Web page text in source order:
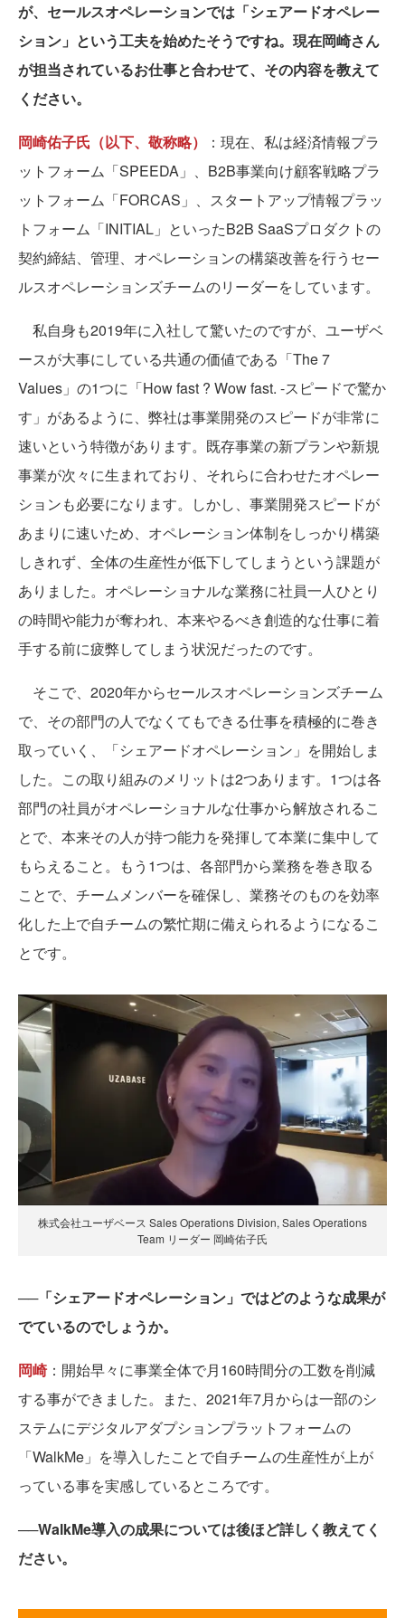
が、セールスオペレーションでは「シェアードオペレー
ション」という工夫を始めたそうですね。現在岡崎さん
が担当されているお仕事と合わせて、その内容を教えて
ください。
岡崎佑子氏（以下、敬称略）
：現在、私は経済情報プラ
ットフォーム「SPEEDA」、B2B事業向け顧客戦略プラ
ットフォーム「FORCAS」、スタートアップ情報プラッ
トフォーム「INITIAL」といったB2B SaaSプロダクトの
契約締結、管理、オペレーションの構築改善を行うセー
ルスオペレーションズチームのリーダーをしています。
私自身も2019年に入社して驚いたのですが、ユーザベ
ースが大事にしている共通の価値である「The 7
Values」の1つに「How fast ? Wow fast. -スピードで驚か
す」があるように、弊社は事業開発のスピードが非常に
速いという特徴があります。既存事業の新プランや新規
事業が次々に生まれており、それらに合わせたオペレー
ションも必要になります。しかし、事業開発スピードが
あまりに速いため、オペレーション体制をしっかり構築
しきれず、全体の生産性が低下してしまうという課題が
ありました。オペレーショナルな業務に社員一人ひとり
の時間や能力が奪われ、本来やるべき創造的な仕事に着
手する前に疲弊してしまう状況だったのです。
そこで、2020年からセールスオペレーションズチーム
で、その部門の人でなくてもできる仕事を積極的に巻き
取っていく、「シェアードオペレーション」を開始しま
した。この取り組みのメリットは2つあります。1つは各
部門の社員がオペレーショナルな仕事から解放されるこ
とで、本来その人が持つ能力を発揮して本業に集中して
もらえること。もう1つは、各部門から業務を巻き取る
ことで、チームメンバーを確保し、業務そのものを効率
化した上で自チームの繁忙期に備えられるようになるこ
とです。
株式会社ユーザベース Sales Operations Division, Sales Operations
Team リーダー 岡崎佑子氏
──「シェアードオペレーション」ではどのような成果が
でているのでしょうか。
岡崎：開始早々に事業全体で月160時間分の工数を削減
する事ができました。また、2021年7月からは一部のシ
ステムにデジタルアダプションプラットフォームの
「WalkMe」を導入したことで自チームの生産性が上が
っている事を実感しているところです。
──WalkMe導入の成果については後ほど詳しく教えてく
ださい。